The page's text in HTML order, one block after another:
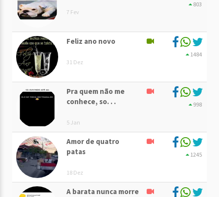
7 Fev
803
Feliz ano novo
31 Dez
1484
Pra quem não me
conhece, so. . .
5 Jan
998
Amor de quatro
patas
18 Dez
1245
A barata nunca morre